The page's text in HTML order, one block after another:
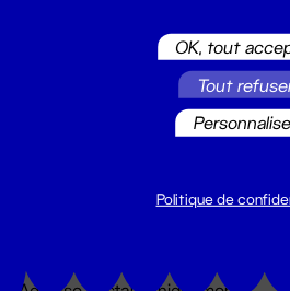
Du lundi au vendredi 14h → 18h
OK, tout
Tout
Politique de